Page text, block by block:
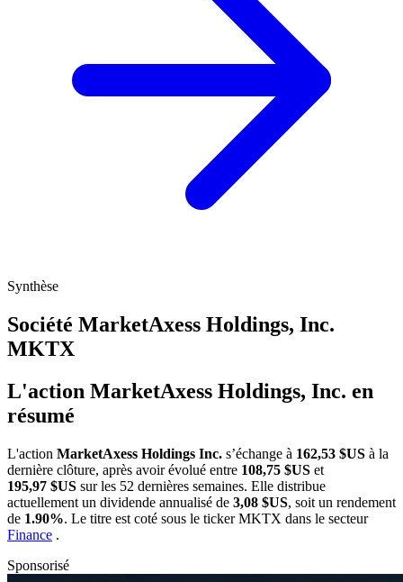
Synthèse
Société MarketAxess Holdings, Inc.
MKTX
L'action MarketAxess Holdings, Inc. en
résumé
L'action MarketAxess Holdings Inc. s’échange à 162,53 $US à la
dernière clôture, après avoir évolué entre 108,75 $US et
195,97 $US sur les 52 dernières semaines. Elle distribue
actuellement un dividende annualisé de 3,08 $US, soit un rendement
de 1.90%. Le titre est coté sous le tickerMKTX dans le secteur
Finance .
Sponsorisé